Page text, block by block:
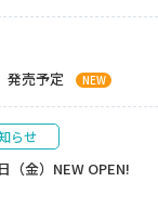
発売予定 NEW
らせ
（金）NEW OPEN!